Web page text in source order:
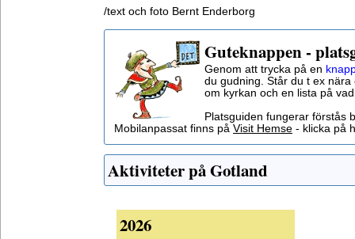
/text och foto Bernt Enderborg
Guteknappen -
Genom att trycka på en
du gudning. Står du t ex
om kyrkan och en lista på
Platsguiden fungerar förstås
Mobilanpassat finns på Visit Hemse - klicka på
Aktiviteter på Gotland
2026